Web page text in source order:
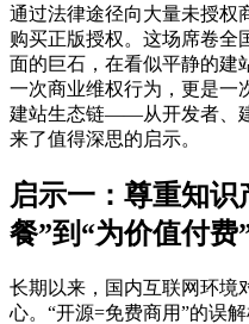
通过法律途径向大量未授权
购买正版授权。这场席卷全
面的巨石，在看似平静的建
一次商业维权行为，更是一
建站生态链——从开发者、
来了值得深思的启示。
启示一：尊重知
餐”到“为价值付
长期以来，国内互联网环境
心。“开源=免费商用”的误